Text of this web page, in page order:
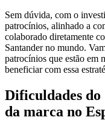
Sem dúvida, com o
patrocínios, alinhado a
colaborado diretamente
Santander no mundo.
patrocínios que estão em
beneficiar com essa
Dificuldades do
da marca no